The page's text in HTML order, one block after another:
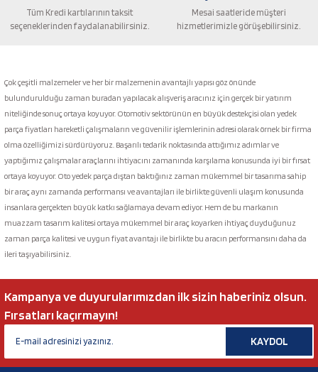
Gönder
Tüm Kredi kartılarının taksit
seçeneklerinden faydalanabilirsiniz.
Mesai saatleride müşteri
hizmetlerimizle görüşebilirsiniz.
Çok çeşitli malzemeler ve her bir malzemenin avantajlı yapısı göz önünde
bulundurulduğu zaman buradan yapılacak alışveriş aracınız için gerçek bir yatırım
niteliğinde sonuç ortaya koyuyor. Otomotiv sektörünün en büyük destekçisi olan yedek
parça fiyatları hareketli çalışmaların ve güvenilir işlemlerinin adresi olarak örnek bir firma
olma özelliğimizi sürdürüyoruz. Başarılı tedarik noktasında attığımız adımlar ve
yaptığımız çalışmalar araçlarını ihtiyacını zamanında karşılama konusunda iyi bir fırsat
ortaya koyuyor. Oto yedek parça dıştan baktığınız zaman mükemmel bir tasarıma sahip
bir araç aynı zamanda performansı ve avantajları ile birlikte güvenli ulaşım konusunda
insanlara gerçekten büyük katkı sağlamaya devam ediyor. Hem de bu markanın
muazzam tasarım kalitesi ortaya mükemmel bir araç koyarken ihtiyaç duyduğunuz
zaman parça kalitesi ve uygun fiyat avantajı ile birlikte bu aracın performansını daha da
ileri taşıyabilirsiniz.
Kampanya ve duyurularımızdan ilk sizin haberiniz olsun.
Fırsatları kaçırmayın!
KAYDOL